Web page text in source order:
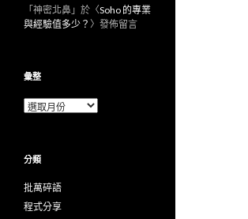
「 神密北鼻 」於〈Soho 的專業
與經驗值多少？ 〉發佈留言
彙整
彙
分類
批萬碎語
程式分享